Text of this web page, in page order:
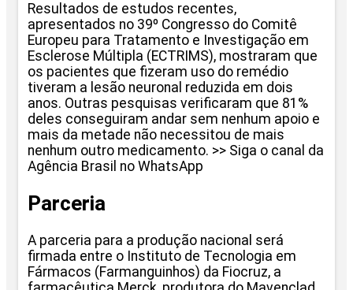
Resultados de estudos recentes,
apresentados no 39º Congresso do Comitê
Europeu para Tratamento e Investigação em
Esclerose Múltipla (ECTRIMS), mostraram que
os pacientes que fizeram uso do remédio
tiveram a lesão neuronal reduzida em dois
anos. Outras pesquisas verificaram que 81%
deles conseguiram andar sem nenhum apoio e
mais da metade não necessitou de mais
nenhum outro medicamento. >> Siga o canal da
Agência Brasil no WhatsApp
Parceria
A parceria para a produção nacional será
firmada entre o Instituto de Tecnologia em
Fármacos (Farmanguinhos) da Fiocruz, a